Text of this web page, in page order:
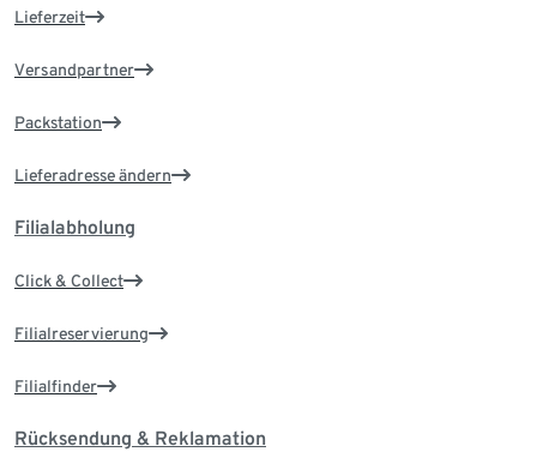
Lieferzeit
Versandpartner
Packstation
Lieferadresse ändern
Filialabholung
Click & Collect
Filialreservierung
Filialfinder
Rücksendung & Reklamation